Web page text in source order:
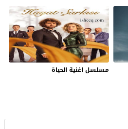
مسلسل اغنية الحياة